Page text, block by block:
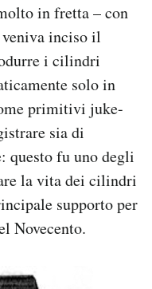
in fretta – con
inciso il
i cilindri
solo in
primitivi juke-
sia di
questo fu uno degli
la vita dei cilindri
supporto per
Novecento.